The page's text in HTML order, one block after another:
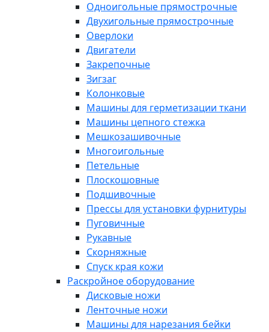
Одноигольные прямострочные
Двухигольные прямострочные
Оверлоки
Двигатели
Закрепочные
Зигзаг
Колонковые
Машины для герметизации ткани
Машины цепного стежка
Мешкозашивочные
Многоигольные
Петельные
Плоскошовные
Подшивочные
Прессы для установки фурнитуры
Пуговичные
Рукавные
Скорняжные
Спуск края кожи
Раскройное оборудование
Дисковые ножи
Ленточные ножи
Машины для нарезания бейки